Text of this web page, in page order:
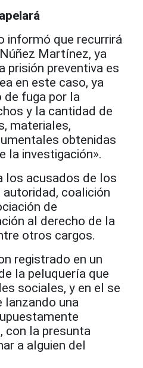
informó que recurrirá
Martínez, ya
prisión preventiva es
en este caso, ya
de fuga por la
y la cantidad de
materiales,
obtenidas
la investigación».
los acusados de los
coalición
de
al derecho de la
otros cargos.
registrado en un
la peluquería que
sociales, y en el se
lanzando una
con la presunta
a alguien del